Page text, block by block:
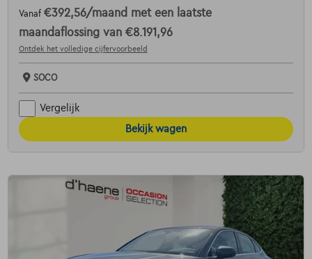
Vanaf €392,56/maand met een laatste
maandaflossing van €8.191,96
Ontdek het volledige cijfervoorbeeld
SOCO
Vergelijk
Bekijk wagen